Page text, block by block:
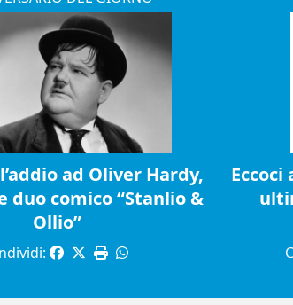
ad Oliver Hardy,
duo comico “Stanlio &
Ollio”